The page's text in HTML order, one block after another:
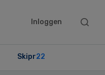
Inloggen
Search
Skipr22